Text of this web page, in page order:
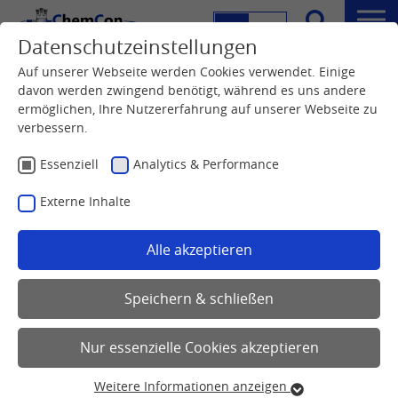
DE EN
Datenschutzeinstellungen
Auf unserer Webseite werden Cookies verwendet. Einige
davon werden zwingend benötigt, während es uns andere
ermöglichen, Ihre Nutzererfahrung auf unserer Webseite zu
verbessern.
Essenziell Analytics & Performance
Externe Inhalte
Alle akzeptieren
Speichern & schließen
Nur essenzielle Cookies akzeptieren
Weitere Informationen anzeigen